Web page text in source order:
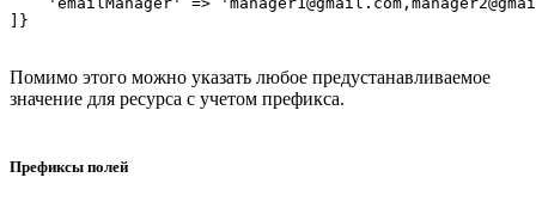
]}
Помимо этого можно указать любое предустанавливаемое
значение для ресурса с учетом префикса.
Префиксы полей